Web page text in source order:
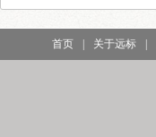
首页 关于远标